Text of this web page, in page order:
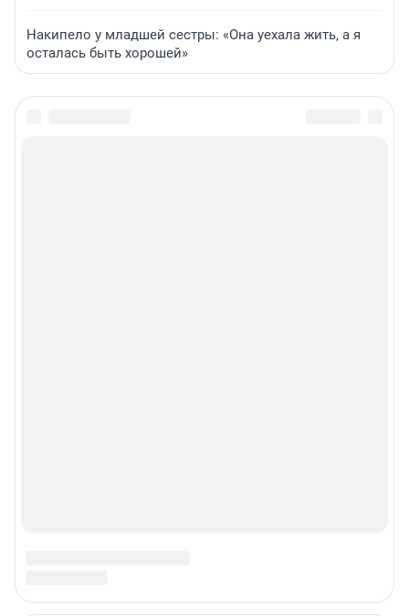
Накипело у младшей сестры: «Она уехала жить, а я
осталась быть хорошей»